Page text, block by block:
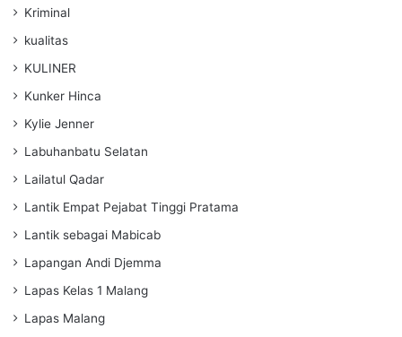
Kriminal
kualitas
KULINER
Kunker Hinca
Kylie Jenner
Labuhanbatu Selatan
Lailatul Qadar
Lantik Empat Pejabat Tinggi Pratama
Lantik sebagai Mabicab
Lapangan Andi Djemma
Lapas Kelas 1 Malang
Lapas Malang